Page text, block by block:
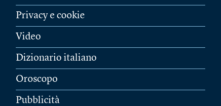
Privacy e cookie
Video
Dizionario italiano
Oroscopo
Pubblicità